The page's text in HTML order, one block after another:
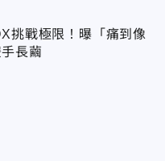
挑戰極限！曝「痛到像
長繭